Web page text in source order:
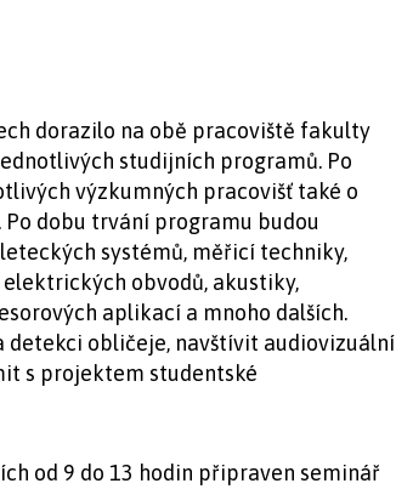
dorazilo na obě pracoviště fakulty
studijních programů. Po
výzkumných pracovišť také o
dobu trvání programu budou
systémů, měřicí techniky,
obvodů, akustiky,
aplikací a mnoho dalších.
detekci obličeje, navštívit audiovizuální
s projektem studentské
od 9 do 13 hodin připraven seminář